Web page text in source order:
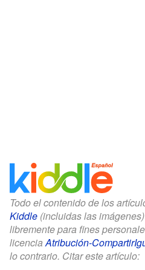
Todo el contenido de los
Kiddle (incluidas las
libremente para fines
licenciaAtribución-
lo contrario. Citar este artículo: